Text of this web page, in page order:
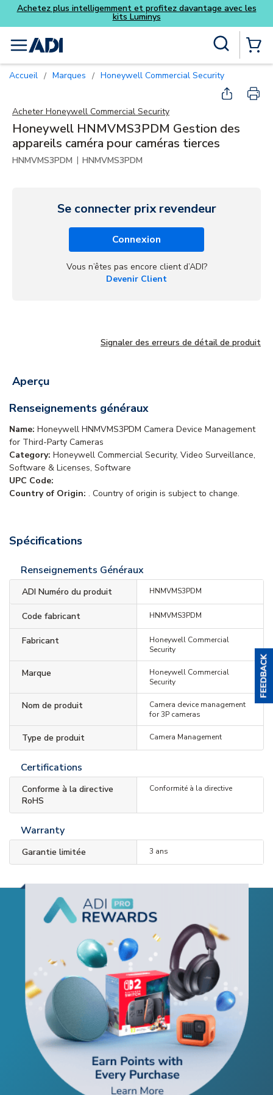
Skip to main content
Achetez plus intelligemment et profitez davantage avec les
kits Luminys
menu
Accueil / Marques / Honeywell Commercial Security
Acheter Honeywell Commercial Security
Honeywell HNMVMS3PDM Gestion des
appareils caméra pour caméras tierces
HNMVMS3PDM | HNMVMS3PDM
Se connecter prix revendeur
Connexion
Vous n’êtes pas encore client d’ADI?
Devenir Client
Signaler des erreurs de détail de produit
Aperçu
Renseignements généraux
Name: Honeywell HNMVMS3PDM Camera Device Management
for Third-Party Cameras
Category: Honeywell Commercial Security, Video Surveillance,
Software & Licenses, Software
UPC Code:
Country of Origin: . Country of origin is subject to change.
Spécifications
Renseignements Généraux
ADI Numéro du produit HNMVMS3PDM
Code fabricant HNMVMS3PDM
Fabricant
Honeywell Commercial
Security
Marque
Honeywell Commercial
Security
Nom de produit
Camera device management
for 3P cameras
Type de produit Camera Management
Certifications
Conforme à la directive
RoHS
Conformité à la directive
Warranty
Garantie limitée 3 ans